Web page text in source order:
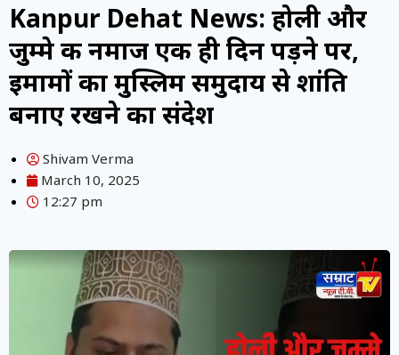
Kanpur Dehat News: होली और
जुम्मे की नमाज एक ही दिन पड़ने पर,
इमामों का मुस्लिम समुदाय से शांति
बनाए रखने का संदेश
Shivam Verma
March 10, 2025
12:27 pm